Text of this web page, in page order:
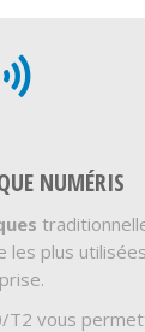
NUMÉRIS
plus
T2 vous